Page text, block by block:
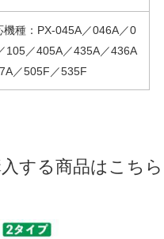
機種：PX-045A／046A／0
105／405A／435A／436A
／505F／535F
する商品はこちら